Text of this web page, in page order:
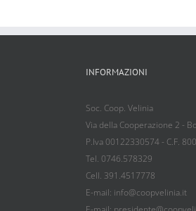
INFORMAZIONI
Soc. Coop. Velinia
Via della Cooperazione 2 -
P.Iva 00122330574 - C.F.
Tel. 0746.578329
Cell. 391.4517778
E-mail: info@coopvelinia.it